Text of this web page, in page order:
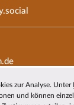
zur Analyse. Unter
und können